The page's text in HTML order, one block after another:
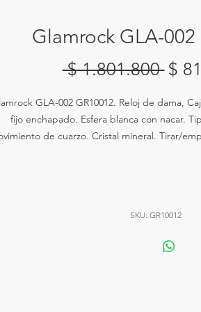
Glamrock GLA-002
$ 1.801.800 $
GLA-002 GR10012. Reloj de dama,
fijo enchapado. Esfera blanca con nacar.
de cuarzo. Cristal mineral. Tirar/
SKU: GR10012